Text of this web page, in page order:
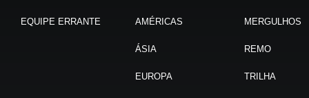
EQUIPE ERRANTE AMÉRICAS
ÁSIA
EUROPA
MERGULHOS
REMO
TRILHA